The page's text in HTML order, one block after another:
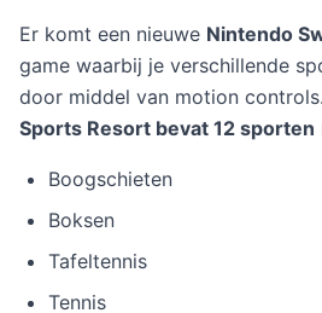
Er komt een nieuwe Nintendo
game waarbij je verschillende
door middel van motion controls.
Sports Resort bevat 12 sporten
Boogschieten
Boksen
Tafeltennis
Tennis